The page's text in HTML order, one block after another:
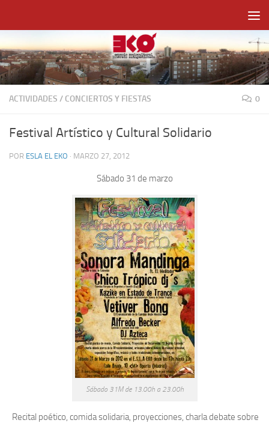
ACTIVIDADES / CONCIERTOS Y FIESTAS 0
Festival Artístico y Cultural Solidario
POR ESLA EL EKO · MARZO 27, 2012
Sábado 31 de marzo
Sábado 31M de 13.00h a 23.00h
Recital poético, comida solidaria, proyecciones, charla debate sobre